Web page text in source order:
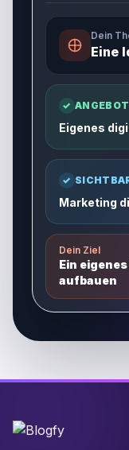
Dein
Eine
✓ ANGEBOT
Eigenes
✓
Marketing
Dein Ziel
Ein
aufbauen